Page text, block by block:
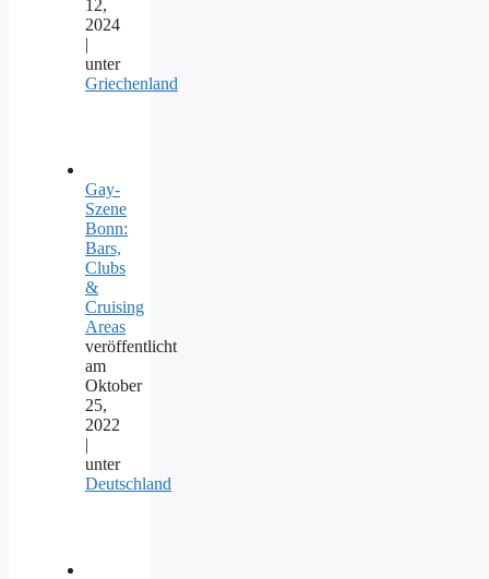
12,
2024
|
unter
Griechenland
Gay-
Szene
Bonn:
Bars,
Clubs
&
Cruising
Areas
veröffentlicht
am
Oktober
25,
2022
|
unter
Deutschland